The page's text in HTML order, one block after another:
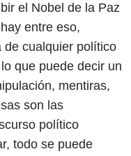
el Nobel de la Paz
entre eso,
de cualquier político
que puede decir un
mentiras,
son las
político
todo se puede